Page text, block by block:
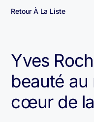
Retour À La Liste
Yves
beauté au
cœur de